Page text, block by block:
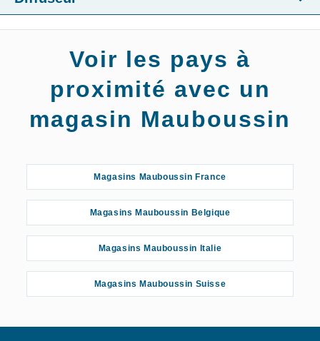
Voir les pays à
proximité avec un
magasin Mauboussin
Magasins Mauboussin France
Magasins Mauboussin Belgique
Magasins Mauboussin Italie
Magasins Mauboussin Suisse